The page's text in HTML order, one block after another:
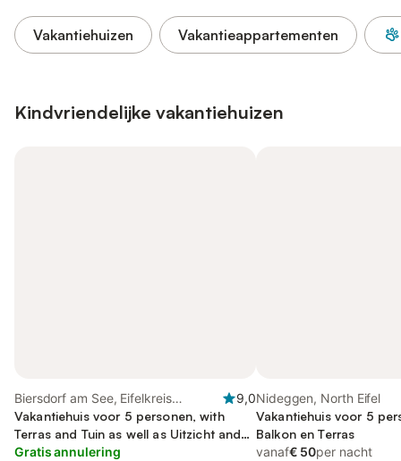
Vakantiehuizen Vakantieappartementen
Kindvriendelijke vakantiehuizen
Biersdorf am See, Eifelkreis
Bitburg-Prüm
9,0
Vakantiehuis voor 5 personen, with
Terras and Tuin as well as Uitzicht and
Uitzicht op het meer
Gratis annulering
Nideggen, North Eifel
Vakantiehuis voor 5
Balkon en Terras
vanaf€ 50per nacht